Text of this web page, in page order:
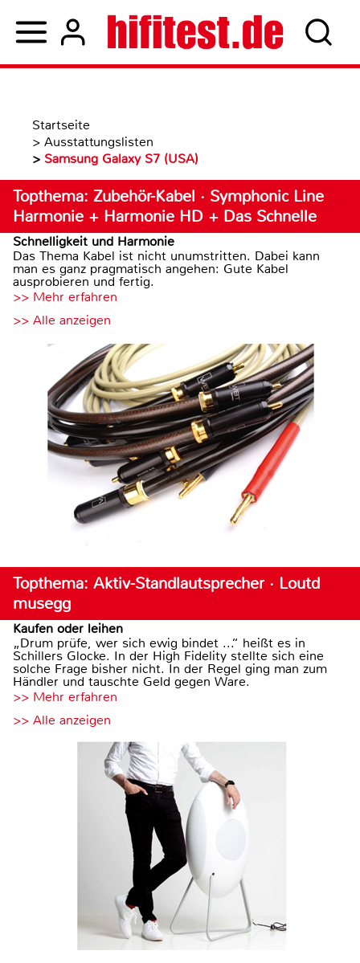
Startseite
> Ausstattungslisten
> Samsung Galaxy S7 (USA)
Topthema: Zubehör-Kabel · Symphonic Line
Harmonie + Harmonie HD + Das Schnelle
Schnelligkeit und Harmonie
Das Thema Kabel ist nicht unumstritten. Dabei kann
man es ganz pragmatisch angehen: Gute Kabel
ausprobieren und fertig.
>> Mehr erfahren
>> Alle anzeigen
Topthema: Aktiv-Standlautsprecher · Loutd
musegg
Kaufen oder leihen
„Drum prüfe, wer sich ewig bindet ...“ heißt es in
Schillers Glocke. In der High Fidelity stellte sich eine
solche Frage bisher nicht. In der Regel ging man zum
Händler und tauschte Geld gegen Ware.
>> Mehr erfahren
>> Alle anzeigen